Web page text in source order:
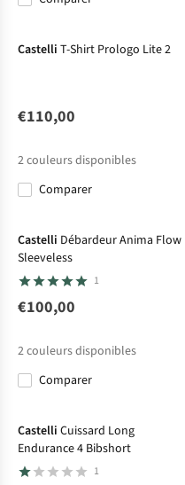
Castelli T-Shirt Prologo Lite 2
€110,00
2couleurs disponibles
Comparer
Castelli Débardeur Anima Flow
Sleeveless
1
€100,00
2couleurs disponibles
Comparer
Castelli Cuissard Long
Endurance 4 Bibshort
1